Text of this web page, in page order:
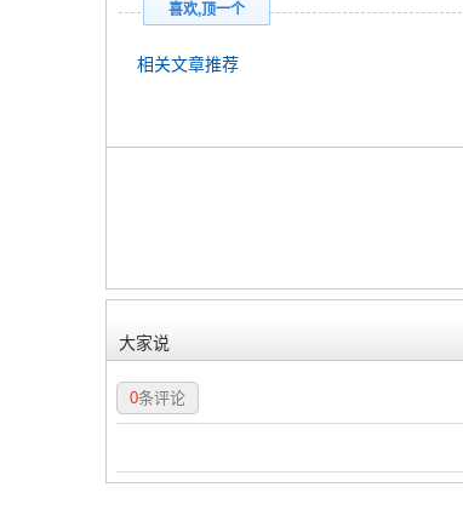
喜欢,顶一个
相关文章推荐
大家说
0条评论